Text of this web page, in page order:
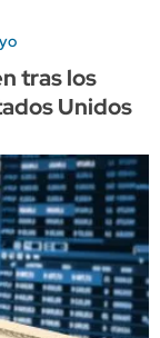
tras los
Unidos